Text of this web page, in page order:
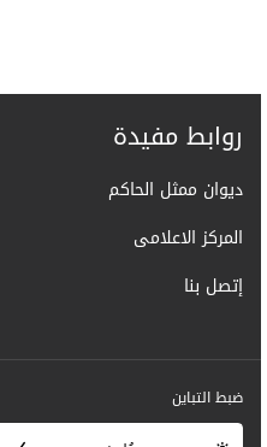
روابط مفيدة
ديوان ممثل الحاكم
المركز الاعلامى
إتصل بنا
ضبط التباين